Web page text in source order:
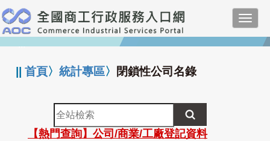
跳
到
主
要
:::
||首頁〉統計專區〉 閉鎖性公司名錄
全
站
檢
【熱門查詢】公司/商業/工廠登記資料